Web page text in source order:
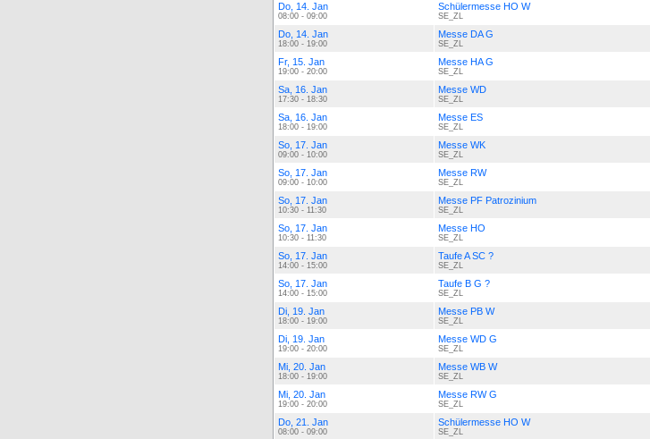
Do, 14. Jan
08:00 - 09:00
Schülermesse HO W
SE_ZL
Do, 14. Jan
18:00 - 19:00
Messe DA G
SE_ZL
Fr, 15. Jan
19:00 - 20:00
Messe HA G
SE_ZL
Sa, 16. Jan
17:30 - 18:30
Messe WD
SE_ZL
Sa, 16. Jan
18:00 - 19:00
Messe ES
SE_ZL
So, 17. Jan
09:00 - 10:00
Messe WK
SE_ZL
So, 17. Jan
09:00 - 10:00
Messe RW
SE_ZL
So, 17. Jan
10:30 - 11:30
Messe PF Patrozinium
SE_ZL
So, 17. Jan
10:30 - 11:30
Messe HO
SE_ZL
So, 17. Jan
14:00 - 15:00
Taufe A SC ?
SE_ZL
So, 17. Jan
14:00 - 15:00
Taufe B G ?
SE_ZL
Di, 19. Jan
18:00 - 19:00
Messe PB W
SE_ZL
Di, 19. Jan
19:00 - 20:00
Messe WD G
SE_ZL
Mi, 20. Jan
18:00 - 19:00
Messe WB W
SE_ZL
Mi, 20. Jan
19:00 - 20:00
Messe RW G
SE_ZL
Do, 21. Jan
08:00 - 09:00
Schülermesse HO W
SE_ZL